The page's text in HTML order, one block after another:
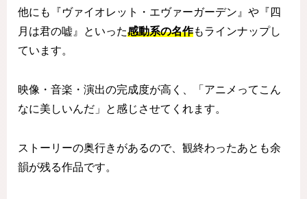
他にも『ヴァイオレット・エヴァーガーデン』や『四
月は君の嘘』といった感動系の名作もラインナップし
ています。
映像・音楽・演出の完成度が高く、「アニメってこん
なに美しいんだ」と感じさせてくれます。
ストーリーの奥行きがあるので、観終わったあとも余
韻が残る作品です。